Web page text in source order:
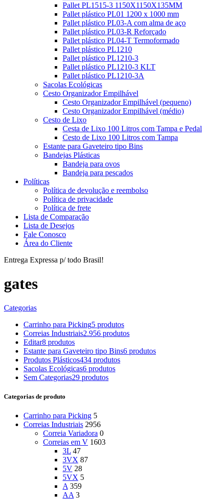
Pallet PL1515-3 1150X1150X135MM
Pallet plástico PL01 1200 x 1000 mm
Pallet plástico PL03-A com alma de aço
Pallet plástico PL03-R Reforçado
Pallet plástico PL04-T Termoformado
Pallet plástico PL1210
Pallet plástico PL1210-3
Pallet plástico PL1210-3 KLT
Pallet plástico PL1210-3A
Sacolas Ecológicas
Cesto Organizador Empilhável
Cesto Organizador Empilhável (pequeno)
Cesto Organizador Empilhável (médio)
Cesto de Lixo
Cesta de Lixo 100 Litros com Tampa e Pedal
Cesto de Lixo 100 Litros com Tampa
Estante para Gaveteiro tipo Bins
Bandejas Plásticas
Bandeja para ovos
Bandeja para pescados
Políticas
Política de devolução e reembolso
Política de privacidade
Política de frete
Lista de Comparação
Lista de Desejos
Fale Conosco
Área do Cliente
Entrega Expressa p/ todo Brasil!
gates
Categorias
Carrinho para Picking5 produtos
Correias Industriais2.956 produtos
Editar8 produtos
Estante para Gaveteiro tipo Bins6 produtos
Produtos Plásticos434 produtos
Sacolas Ecológicas6 produtos
Sem Categorias29 produtos
Categorias de produto
Carrinho para Picking 5
Correias Industriais 2956
Correia Variadora 0
Correias em V 1603
3L 47
3VX 87
5V 28
5VX 5
A 359
AA 3